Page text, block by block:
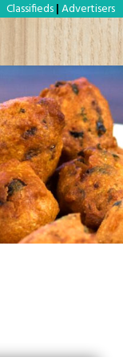
Classifieds | Advertisers